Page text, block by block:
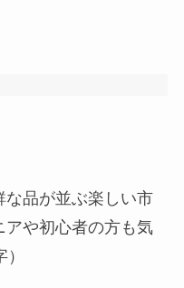
な品が並ぶ楽しい市
や初心者の方も気